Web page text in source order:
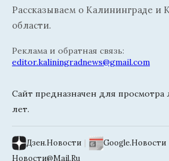
Рассказываем о Калининграде и
области.
Реклама и обратная связь:
editor.kaliningradnews@gmail.com
Сайт предназначен для просмотра
лет.
Дзен.Новости | Google.Новости
Новости@Mail.Ru